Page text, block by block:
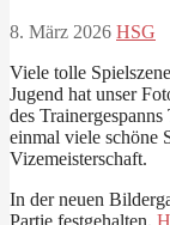
8. März 2026 HSG
Viele tolle
Jugend hat unser
des
einmal viele schöne
Vizemeisterschaft.
In der neuen
Partie festgehalten.